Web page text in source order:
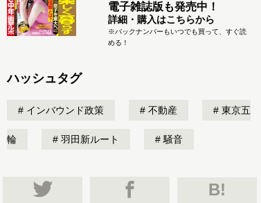
電子雑誌版も発売中！
詳細・購入はこちらから
※バックナンバーもいつでも買って、すぐ読
める！
ハッシュタグ
インバウンド政策 不動産 東京五
輪 羽田新ルート 騒音
B!